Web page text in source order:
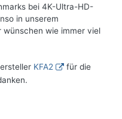
bei 4K-Ultra-HD-
in unserem
wie immer viel
KFA2
für die